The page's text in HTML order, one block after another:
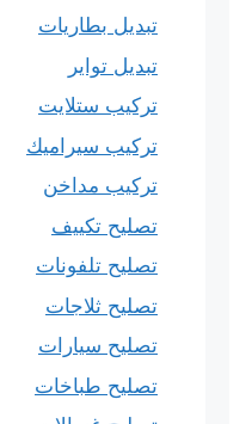
تبديل بطاريات
تبديل تواير
تركيب ستلايت
تركيب سيراميك
تركيب مداخن
تصليح تكييف
تصليح تلفونات
تصليح ثلاجات
تصليح سيارات
تصليح طباخات